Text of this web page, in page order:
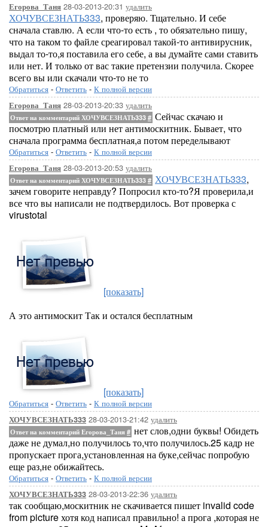
Егорова_Таня 28-03-2013-20:31 удалить
ХОЧУВСЕЗНАТЬ333, проверяю. Тщательно. И себе
сначала ставлю. А если что-то есть , то обязательно пишу,
что на таком то файле среагировал такой-то антивирусник,
выдал то-то,я поставила его себе, а вы думайте сами ставить
или нет. И только от вас такие претензии получила. Скорее
всего вы или скачали что-то не то
Обратиться - Ответить - К полной версии
Егорова_Таня 28-03-2013-20:33 удалить
Ответ на комментарий ХОЧУВСЕЗНАТЬ333 # Сейчас скачаю и
посмотрю платный или нет антимоскитник. Бывает, что
сначала программа бесплатная,а потом переделывают
Обратиться - Ответить - К полной версии
Егорова_Таня 28-03-2013-20:53 удалить
Ответ на комментарий ХОЧУВСЕЗНАТЬ333 # ХОЧУВСЕЗНАТЬ333,
зачем говорите неправду? Попросил кто-то?Я проверила,и
все что вы написали не подтвердилось. Вот проверка с
virustotal
[показать]
А это антимоскит Так и остался бесплатным
[показать]
Обратиться - Ответить - К полной версии
ХОЧУВСЕЗНАТЬ333 28-03-2013-21:42 удалить
Ответ на комментарий Егорова_Таня # нет слов,одни буквы! Обидеть
даже не думал,но получилось то,что получилось.25 кадр не
пропускает прога,установленная на буке,сейчас попробую
еще раз,не обижайтесь.
Обратиться - Ответить - К полной версии
ХОЧУВСЕЗНАТЬ333 28-03-2013-22:36 удалить
так сообщаю,москитник не скачивается пишет invalid code
from picture хотя код написал правильно! а прога ,которая не